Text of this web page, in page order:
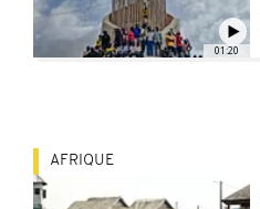
01:20
AFRIQUE